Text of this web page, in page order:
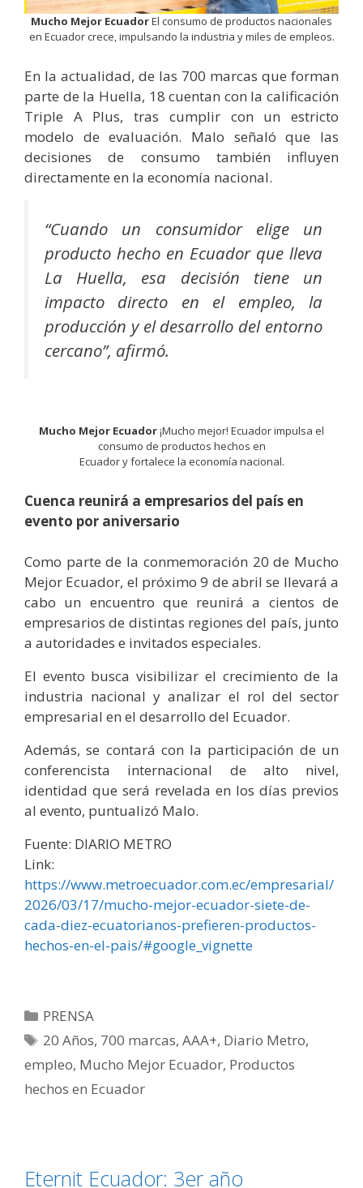
Mucho Mejor EcuadorEl consumo de productos nacionales
en Ecuador crece, impulsando la industria y miles de empleos.
En la actualidad, de las 700 marcas que forman
parte de la Huella, 18 cuentan con la calificación
Triple A Plus, tras cumplir con un estricto
modelo de evaluación. Malo señaló que las
decisiones de consumo también influyen
directamente en la economía nacional.
“Cuando un consumidor elige un
producto hecho en Ecuador que lleva
La Huella, esa decisión tiene un
impacto directo en el empleo, la
producción y el desarrollo del entorno
cercano”, afirmó.
Mucho Mejor Ecuador¡Mucho mejor! Ecuador impulsa el
consumo de productos hechos en
Ecuador y fortalece la economía nacional.
Cuenca reunirá a empresarios del país en
evento por aniversario
Como parte de la conmemoración 20 de Mucho
Mejor Ecuador, el próximo 9 de abril se llevará a
cabo un encuentro que reunirá a cientos de
empresarios de distintas regiones del país, junto
a autoridades e invitados especiales.
El evento busca visibilizar el crecimiento de la
industria nacional y analizar el rol del sector
empresarial en el desarrollo del Ecuador.
Además, se contará con la participación de un
conferencista internacional de alto nivel,
identidad que será revelada en los días previos
al evento, puntualizó Malo.
Fuente: DIARIO METRO
Link:
https://www.metroecuador.com.ec/empresarial/
2026/03/17/mucho-mejor-ecuador-siete-de-
cada-diez-ecuatorianos-prefieren-productos-
hechos-en-el-pais/#google_vignette
PRENSA
20 Años, 700 marcas,AAA+, Diario Metro,
empleo, Mucho Mejor Ecuador, Productos
hechos en Ecuador
Eternit Ecuador: 3er año